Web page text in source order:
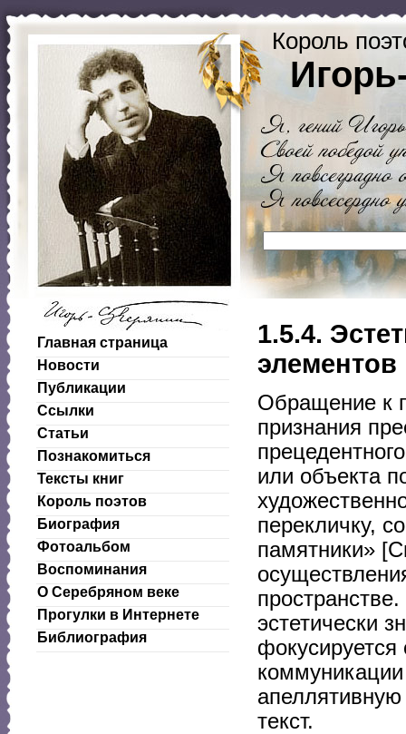
Король
Главная страница
Новости
Публикации
Ссылки
Статьи
Познакомиться
Тексты книг
Король поэтов
Биография
Фотоальбом
Воспоминания
О Серебряном веке
Прогулки в Интернете
Библиография
1.5.4.
элементов
Обращение к
признания
или объекта
перекличку,
памятники»
эстетически
фокусируется
текст.